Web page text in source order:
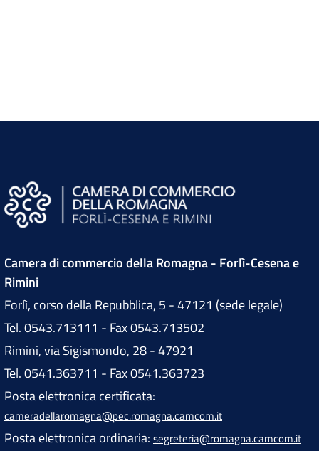
Camera di commercio della Romagna - Forlì-Cesena e
Rimini
Forlì, corso della Repubblica, 5 - 47121 (sede legale)
Tel. 0543.713111 - Fax 0543.713502
Rimini, via Sigismondo, 28 - 47921
Tel. 0541.363711 - Fax 0541.363723
Posta elettronica certificata:
cameradellaromagna@pec.romagna.camcom.it
Posta elettronica ordinaria: segreteria@romagna.camcom.it